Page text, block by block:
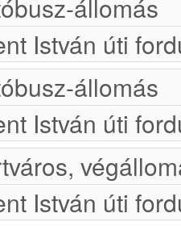
állomás
István úti
állomás
István úti
István úti